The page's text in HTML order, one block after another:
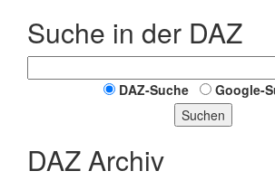
Suche in der DAZ
DAZ-Suche
Google-
Suchen
DAZ Archiv